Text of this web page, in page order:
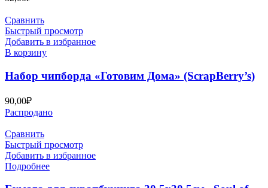
Сравнить
Быстрый просмотр
Добавить в избранное
В корзину
Набор чипборда «Готовим Дома» (ScrapBerry’s)
90,00₽
Распродано
Сравнить
Быстрый просмотр
Добавить в избранное
Подробнее